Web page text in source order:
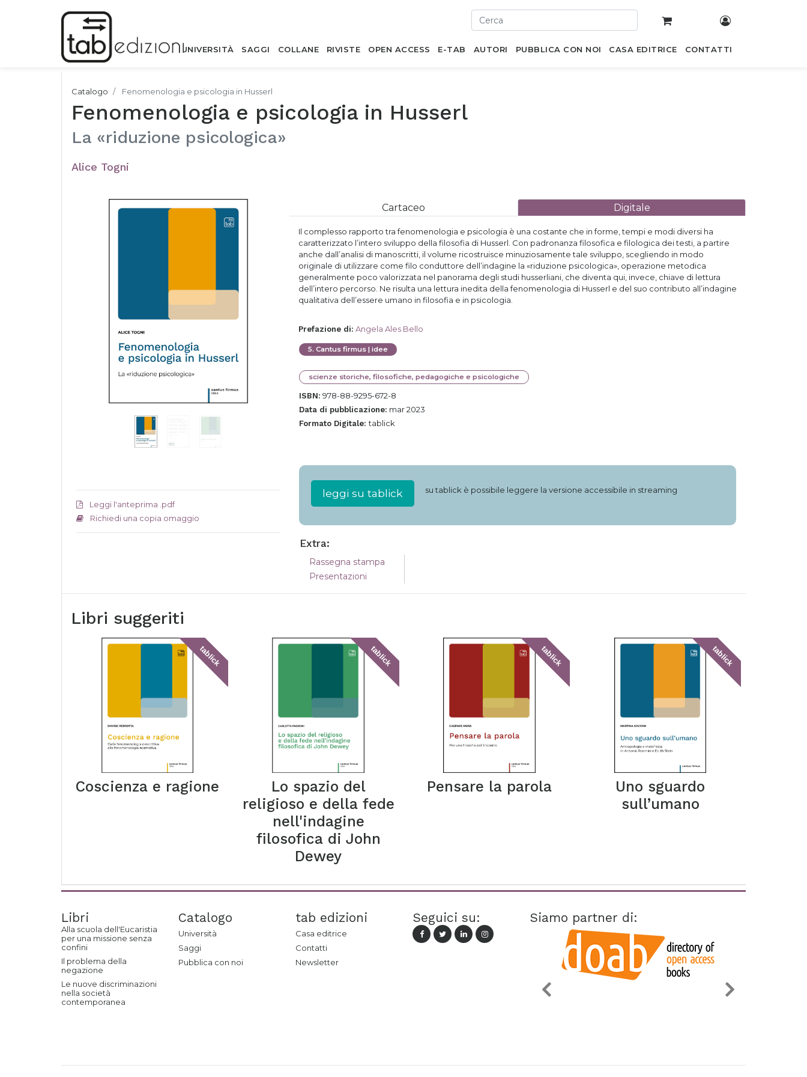
UNIVERSITÀ SAGGI COLLANE RIVISTE OPEN ACCESS E-TAB AUTORI PUBBLICA CON NOI CASA EDITRICE CONTATTI
Catalogo Fenomenologia e psicologia in Husserl
Fenomenologia e psicologia in Husserl
La «riduzione psicologica»
Alice Togni
Leggi l'anteprima .pdf
Richiedi una copia omaggio
Cartaceo Digitale
Il complesso rapporto tra fenomenologia e psicologia è una costante che in forme, tempi e modi diversi ha
caratterizzato l’intero sviluppo della filosofia di Husserl. Con padronanza filosofica e filologica dei testi, a partire
anche dall’analisi di manoscritti, il volume ricostruisce minuziosamente tale sviluppo, scegliendo in modo
originale di utilizzare come filo conduttore dell’indagine la «riduzione psicologica», operazione metodica
generalmente poco valorizzata nel panorama degli studi husserliani, che diventa qui, invece, chiave di lettura
dell’intero percorso. Ne risulta una lettura inedita della fenomenologia di Husserl e del suo contributo all’indagine
qualitativa dell’essere umano in filosofia e in psicologia.
Prefazione di: Angela Ales Bello
5. Cantus firmus | idee
scienze storiche, filosofiche, pedagogiche e psicologiche
ISBN: 978-88-9295-672-8
Data di pubblicazione: mar 2023
Formato Digitale:tablick
leggi su tablick su tablick è possibile leggere la versione accessibile in streaming
Extra:
Rassegna stampa
Presentazioni
Libri suggeriti
tablick
Coscienza e ragione
tablick
Lo spazio del
religioso e della fede
nell'indagine
filosofica di John
Dewey
tablick
Pensare la parola
tablick
Uno sguardo
sull’umano
Libri
Alla scuola dell'Eucaristia
per una missione senza
confini
Il problema della
negazione
Le nuove discriminazioni
nella società
contemporanea
Catalogo
Università
Saggi
Pubblica con noi
tab edizioni
Casa editrice
Contatti
Newsletter
Seguici su: Siamo partner di: